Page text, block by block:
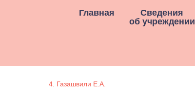
Главная
Сведения
об учреждении
4. Газашвили Е.А.